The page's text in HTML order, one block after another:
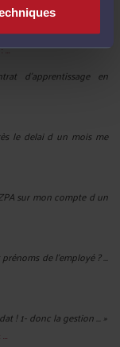
de la garantie à ...
...
d'apprentissage en
le delai d un mois me
sur mon compte d un
de l'employé ? ...
! 1- donc la gestion ... »